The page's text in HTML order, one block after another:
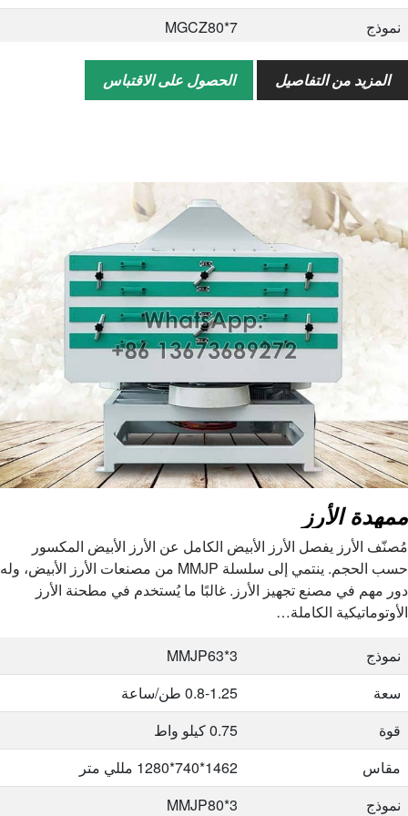
نموذج
MGCZ80*7
سعة
1.1-1.5 طن/ساعة
قوة
1.1 كيلو واط
سعة
1.2-1.6 طن/ساعة
قوة
1.1 كيلو واط
1600*1250*1400 مللي متر
نموذج
إم جي سي زي 100*7
1.6-2.1 طن/ساعة
1.1 كيلو واط
مقاس
1600*1250*1450 مللي متر
نموذج
إم جي سي زي 100*8
سعة
قوة
1.1 كيلو واط
مقاس
1600*1250*1500 ملم
نموذج
سعة
2.5-3.2 طن/ساعة
قوة
1.5 كيلو واط
مقاس
1650*1250*1750 مللي متر
نموذج
MGCZ100*12
سعة
3.4-4 طن/ساعة
المزيد من التفاصيل الحصول على الاقتباس
ممهدة الأرز
مُصنّف الأرز يفصل الأرز الأبيض الكامل عن الأرز الأبيض المكسور
حسب الحجم. ينتمي إلى سلسلة MMJP من مصنعات الأرز الأبيض، وله
دور مهم في مصنع تجهيز الأرز. غالبًا ما يُستخدم في مطحنة الأرز
الأوتوماتيكية الكاملة…
نموذج
MMJP63*3
سعة
0.8-1.25 طن/ساعة
قوة
0.75 كيلو واط
مقاس
1462*740*1280 مللي متر
نموذج
MMJP80*3